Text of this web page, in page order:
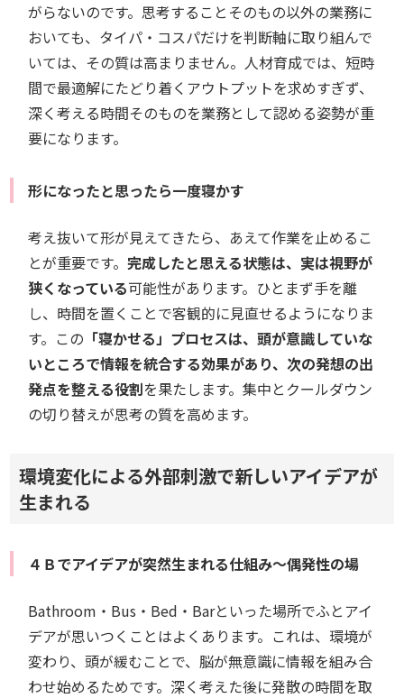
がらないのです。思考することそのもの以外の業務に
おいても、タイパ・コスパだけを判断軸に取り組んで
いては、その質は高まりません。人材育成では、短時
間で最適解にたどり着くアウトプットを求めすぎず、
深く考える時間そのものを業務として認める姿勢が重
要になります。
形になったと思ったら一度寝かす
考え抜いて形が見えてきたら、あえて作業を止めるこ
とが重要です。完成したと思える状態は、実は視野が
狭くなっている可能性があります。ひとまず手を離
し、時間を置くことで客観的に見直せるようになりま
す。この 「寝かせる」プロセスは、頭が意識していな
いところで情報を統合する効果があり、次の発想の出
発点を整える役割を果たします。集中とクールダウン
の切り替えが思考の質を高めます。
環境変化による外部刺激で新しいアイデアが
生まれる
４Ｂでアイデアが突然生まれる仕組み～偶発性の場
Bathroom・Bus・Bed・Barといった場所でふとアイ
デアが思いつくことはよくあります。これは、環境が
変わり、頭が緩むことで、脳が無意識に情報を組み合
わせ始めるためです。深く考えた後に発散の時間を取